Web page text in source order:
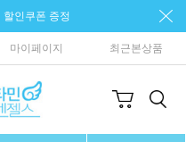
할인쿠폰 증정
마이페이지 최근본상품